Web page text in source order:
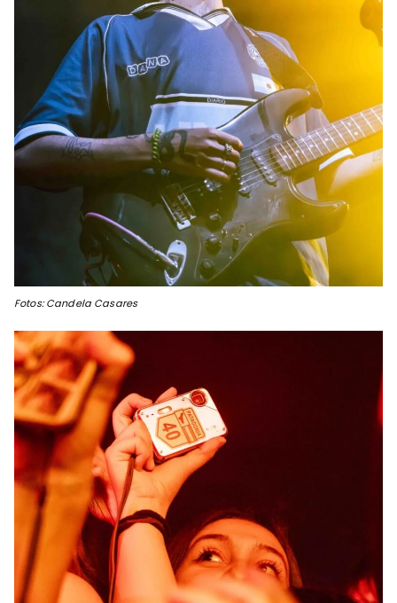
Fotos: Candela Casares